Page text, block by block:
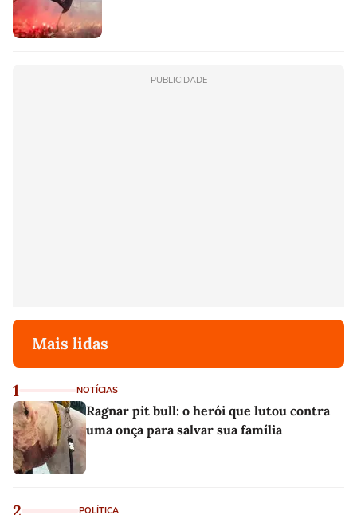
PUBLICIDADE
Mais lidas
1 NOTÍCIAS
Ragnar pit bull: o herói que lutou contra
uma onça para salvar sua família
2 POLÍTICA